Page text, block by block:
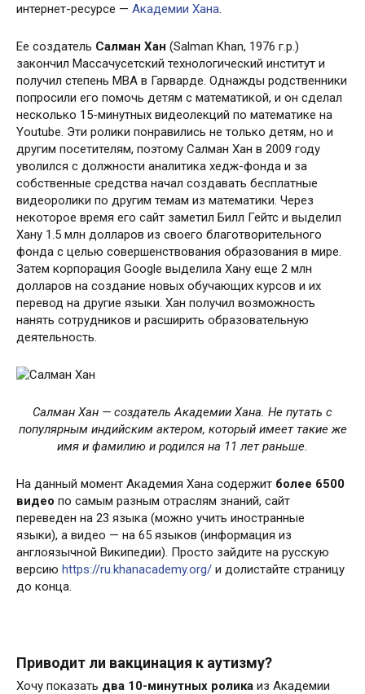
интернет-ресурсе — Академии Хана
Ее создатель Салман Хан (Salman Khan, 1976 г.р.)
закончил Массачусетский технологический институт и
получил степень MBA в Гарварде. Однажды родственники
попросили его помочь детям с математикой, и он сделал
несколько 15-минутных видеолекций по математике на
Youtube. Эти ролики понравились не только детям, но и
другим посетителям, поэтому Салман Хан в 2009 году
уволился с должности аналитика хедж-фонда и за
собственные средства начал создавать бесплатные
видеоролики по другим темам из математики. Через
некоторое время его сайт заметил Билл Гейтс и выделил
Хану 1.5 млн долларов из своего благотворительного
фонда с целью совершенствования образования в мире.
Затем корпорация Google выделила Хану еще 2 млн
долларов на создание новых обучающих курсов и их
перевод на другие языки. Хан получил возможность
нанять сотрудников и расширить образовательную
деятельность.
Салман Хан — создатель Академии Хана. Не путать с
популярным индийским актером, который имеет такие же
имя и фамилию и родился на 11 лет раньше.
На данный момент Академия Хана содержит более 6500
видео по самым разным отраслям знаний, сайт
переведен на 23 языка (можно учить иностранные
языки), а видео — на 65 языков (информация из
англоязычной Википедии). Просто зайдите на русскую
версию https://ru.khanacademy.org/ и долистайте страницу
до конца.
Приводит ли вакцинация к аутизму?
Хочу показать два 10-минутных ролика из Академии